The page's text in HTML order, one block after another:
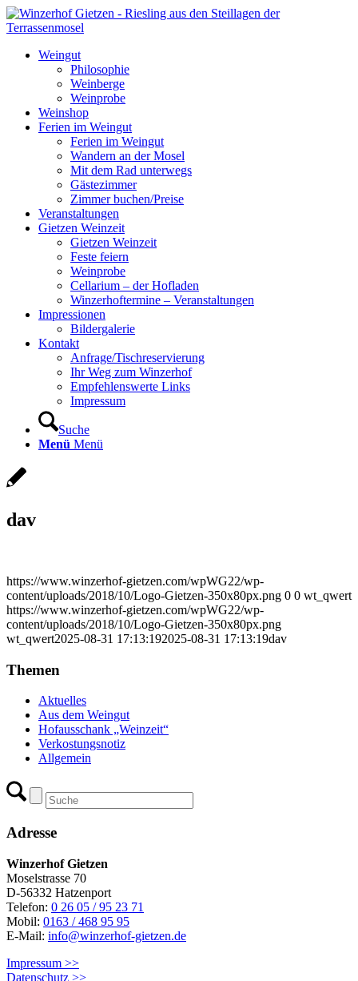
Weingut
Philosophie
Weinberge
Weinprobe
Weinshop
Ferien im Weingut
Ferien im Weingut
Wandern an der Mosel
Mit dem Rad unterwegs
Gästezimmer
Zimmer buchen/Preise
Veranstaltungen
Gietzen Weinzeit
Gietzen Weinzeit
Feste feiern
Weinprobe
Cellarium – der Hofladen
Winzerhoftermine – Veranstaltungen
Impressionen
Bildergalerie
Kontakt
Anfrage/Tischreservierung
Ihr Weg zum Winzerhof
Empfehlenswerte Links
Impressum
Suche
Menü Menü
dav
https://www.winzerhof-gietzen.com/wpWG22/wp-
content/uploads/2018/10/Logo-Gietzen-350x80px.png 0 0 wt_qwert
https://www.winzerhof-gietzen.com/wpWG22/wp-
content/uploads/2018/10/Logo-Gietzen-350x80px.png
wt_qwert2025-08-31 17:13:192025-08-31 17:13:19dav
Themen
Aktuelles
Aus dem Weingut
Hofausschank „Weinzeit“
Verkostungsnotiz
Allgemein
Adresse
Winzerhof Gietzen
Moselstrasse 70
D-56332 Hatzenport
Telefon: 0 26 05 / 95 23 71
Mobil: 0163 / 468 95 95
E-Mail: info@winzerhof-gietzen.de
Impressum >>
Datenschutz >>